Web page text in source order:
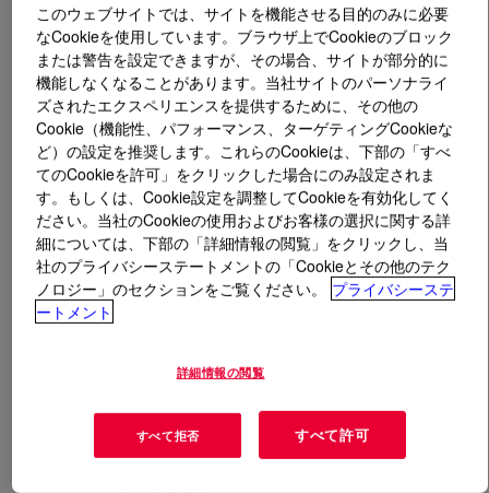
とは DOWSIL™ EA-6052 Fast Low-Temp Cure
Adhesive Kit?
2成分形、加熱硬化型シリコーン接着剤。混合比1:1、黒
色、流動性が高く、細かい溝やチャネルへの充填が可
能。比較的低温の加熱(100℃)で硬化、接着が可能。自
動検査用UVインジケーター入り
リッドとハウジングのシーリング
このウェブサイトでは、サイトを機能させる目的のみに必要
なCookieを使用しています。ブラウザ上でCookieのブロック
または警告を設定できますが、その場合、サイトが部分的に
機能しなくなることがあります。当社サイトのパーソナライ
ズされたエクスペリエンスを提供するために、その他の
Cookie（機能性、パフォーマンス、ターゲティングCookieな
ど）の設定を推奨します。これらのCookieは、下部の「すべ
てのCookieを許可」をクリックした場合にのみ設定されま
す。もしくは、Cookie設定を調整してCookieを有効化してく
ださい。当社のCookieの使用およびお客様の選択に関する詳
細については、下部の「詳細情報の閲覧」をクリックし、当
社のプライバシーステートメントの「Cookieとその他のテク
ノロジー」のセクションをご覧ください。
プライバシーステ
ートメント
詳細情報の閲覧
すべて拒否 すべて許可